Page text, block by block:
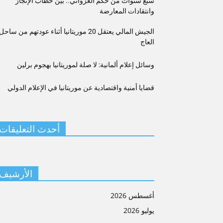
وانتقادات المعارضة
الجيش المالي يعتقل 20 موريتانيا أثناء عودتهم من ساحل
العاج
وسائل إعلام ألمانية: لا صلة لموريتانيا بهجوم برلين
قضايا أمنية واقتصادية عن موريتانيا في الإعلام الدولي
أحدث التعليقات
الأرشيف
أغسطس 2026
يوليو 2026